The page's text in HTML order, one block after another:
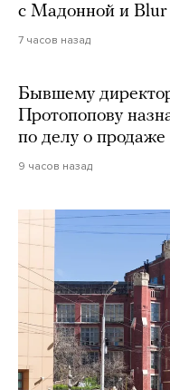
с Мадонной и Blur
7 часов назад
Бывшему
Протопопову
по делу о
9 часов назад